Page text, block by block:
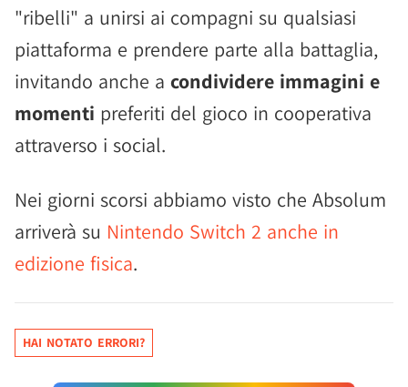
"ribelli" a unirsi ai compagni su qualsiasi
piattaforma e prendere parte alla battaglia,
invitando anche a condividere immagini e
momenti preferiti del gioco in cooperativa
attraverso i social.
Nei giorni scorsi abbiamo visto che Absolum
arriverà su Nintendo Switch 2 anche in
edizione fisica.
HAI NOTATO ERRORI?